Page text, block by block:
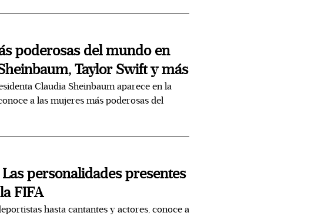
poderosas del mundo en
Taylor Swift y más
Claudia Sheinbaum aparece en la
a las mujeres más poderosas del
personalidades presentes
FIFA
hasta cantantes y actores, conoce a